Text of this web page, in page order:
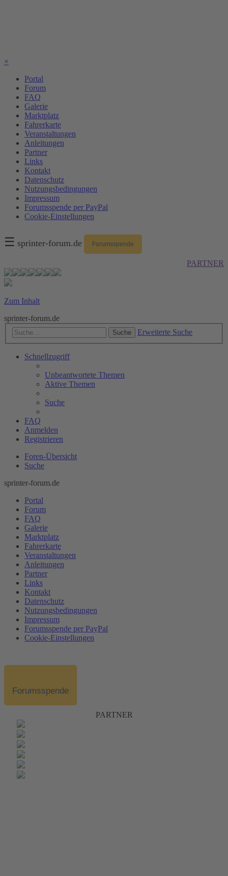
×
Portal
Forum
FAQ
Galerie
Marktplatz
Fahrerkarte
Veranstaltungen
Anleitungen
Partner
Links
Kontakt
Datenschutz
Nutzungsbedingungen
Impressum
Forumsspende per PayPal
Cookie-Einstellungen
☰ sprinter-forum.de Forumsspende
PARTNER
Zum Inhalt
sprinter-forum.de
Suche Erweiterte Suche
Schnellzugriff
Unbeantwortete Themen
Aktive Themen
Suche
FAQ
Anmelden
Registrieren
Foren-Übersicht
Suche
sprinter-forum.de
Portal
Forum
FAQ
Galerie
Marktplatz
Fahrerkarte
Veranstaltungen
Anleitungen
Partner
Links
Kontakt
Datenschutz
Nutzungsbedingungen
Impressum
Forumsspende per PayPal
Cookie-Einstellungen
Forumsspende
PARTNER